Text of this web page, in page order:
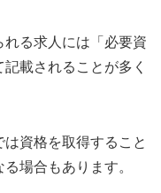
る求人には「必要資
載されることが多く
資格を取得すること
場合もあります。